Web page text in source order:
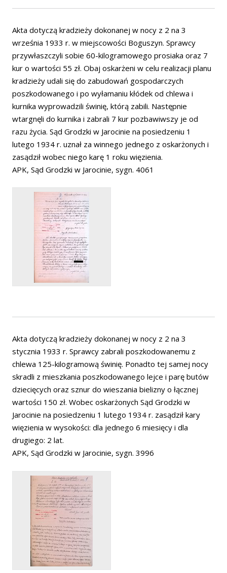
Akta dotyczą kradzieży dokonanej w nocy z 2 na 3
września 1933 r. w miejscowości Boguszyn. Sprawcy
przywłaszczyli sobie 60-kilogramowego prosiaka oraz 7
kur o wartości 55 zł. Obaj oskarżeni w celu realizacji planu
kradzieży udali się do zabudowań gospodarczych
poszkodowanego i po wyłamaniu kłódek od chlewa i
kurnika wyprowadzili świnię, którą zabili. Następnie
wtargnęli do kurnika i zabrali 7 kur pozbawiwszy je od
razu życia. Sąd Grodzki w Jarocinie na posiedzeniu 1
lutego 1934 r. uznał za winnego jednego z oskarżonych i
zasądził wobec niego karę 1 roku więzienia.
APK, Sąd Grodzki w Jarocinie, sygn. 4061
Akta dotyczą kradzieży dokonanej w nocy z 2 na 3
stycznia 1933 r. Sprawcy zabrali poszkodowanemu z
chlewa 125-kilogramową świnię. Ponadto tej samej nocy
skradli z mieszkania poszkodowanego lejce i parę butów
dziecięcych oraz sznur do wieszania bielizny o łącznej
wartości 150 zł. Wobec oskarżonych Sąd Grodzki w
Jarocinie na posiedzeniu 1 lutego 1934 r. zasądził kary
więzienia w wysokości: dla jednego 6 miesięcy i dla
drugiego: 2 lat.
APK, Sąd Grodzki w Jarocinie, sygn. 3996